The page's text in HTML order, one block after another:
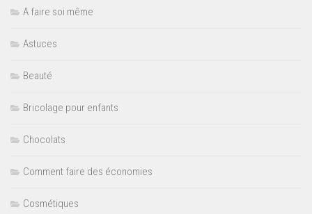
A faire soi même
Astuces
Beauté
Bricolage pour enfants
Chocolats
Comment faire des économies
Cosmétiques